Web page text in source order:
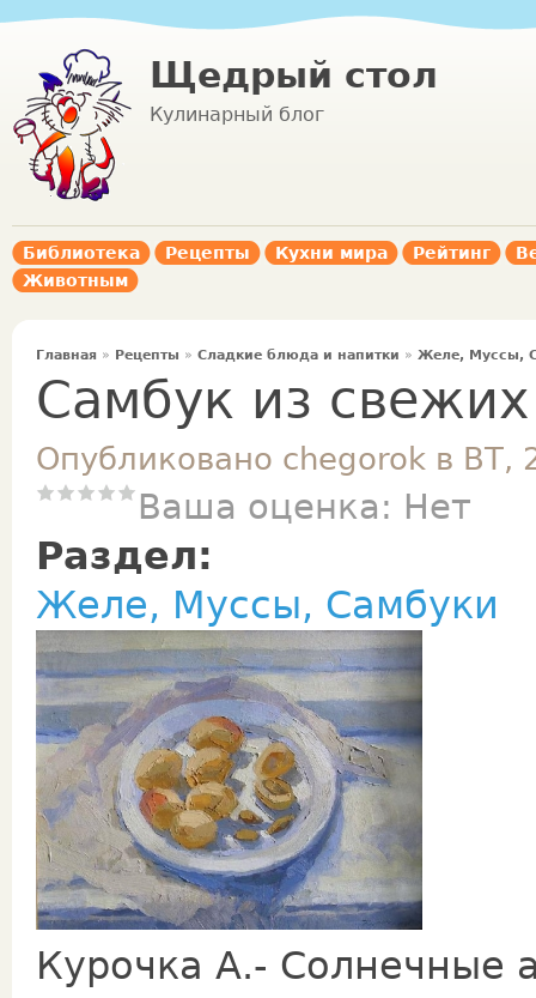
Щедрый стол
Кулинарный блог
Библиотека Рецепты Кухни мира Рейтинг
Животным
Главная » Рецепты » Сладкие блюда и напитки » Желе, Муссы,
Самбук из
Опубликовано chegorok в ВТ,
Ваша оценка: Нет
Раздел:
Желе, Муссы, Самбуки
Курочка А.- Солнечные